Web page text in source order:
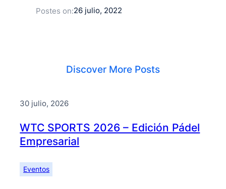
Postes on:26 julio, 2022
Discover More Posts
30 julio, 2026
WTC SPORTS 2026 – Edición Pádel
Empresarial
Eventos